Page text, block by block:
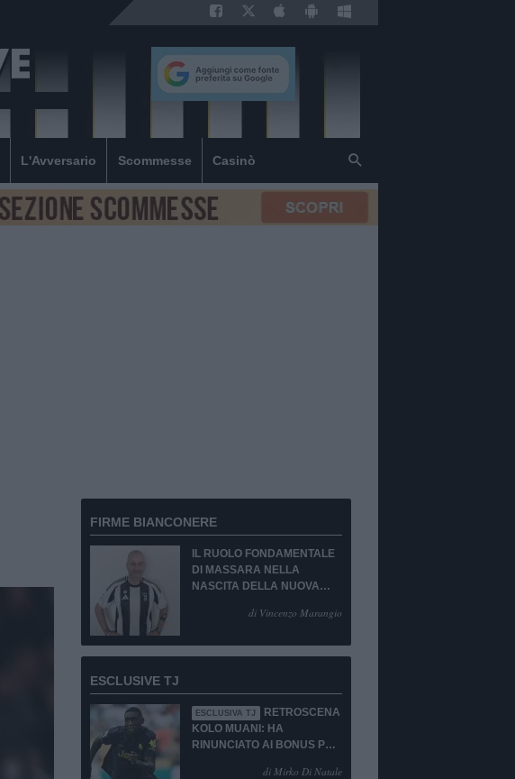
L'Avversario Scommesse Casinò
FIRME BIANCONERE
IL RUOLO FONDAMENTALE
DI MASSARA NELLA
NASCITA DELLA NUOVA
di Vincenzo Marangio
ESCLUSIVE TJ
ESCLUSIVA TJ
RETROSCENA
KOLO MUANI: HA
RINUNCIATO AI BONUS PUR
di Mirko Di Natale